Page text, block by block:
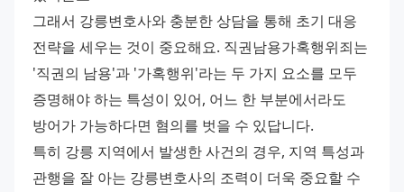
그래서 강릉변호사와 충분한 상담을 통해 초기 대응
전략을 세우는 것이 중요해요. 직권남용가혹행위죄는
'직권의 남용'과 '가혹행위'라는 두 가지 요소를 모두
증명해야 하는 특성이 있어, 어느 한 부분에서라도
방어가 가능하다면 혐의를 벗을 수 있답니다.
특히 강릉 지역에서 발생한 사건의 경우, 지역 특성과
관행을 잘 아는 강릉변호사의 조력이 더욱 중요할 수